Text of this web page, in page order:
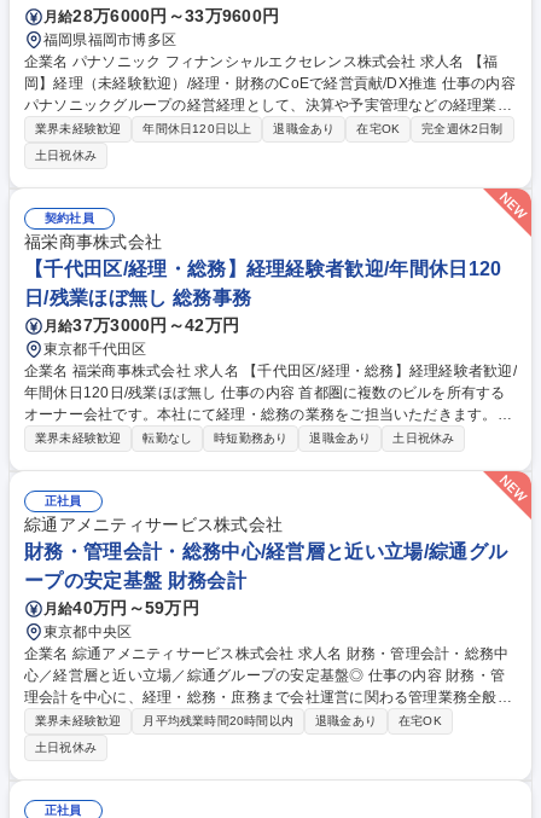
月給28万6000円～33万9600円
福岡県福岡市博多区
企業名 パナソニック フィナンシャルエクセレンス株式会社 求人名 【福
岡】経理（未経験歓迎）/経理・財務のCoEで経営貢献/DX推進 仕事の内容
パナソニックグループの経営経理として、決算や予実管理などの経理業務
から、ＤＸ・ＡＩを活用した業務プロセス改善、経営管理の支援まで幅広
く担当。 ・経理・会計業務（決算、工場会計、予実・資金管理等） ・業
務プロセス改善（ＤＸ・ＡＩ活用の業務効率化） ・事業戦略支援（目標策
定の基礎業務等） ・内部統制、経営分析、経営管理など 専門性を高めな
がら、業務改善や周囲との連携においてリーダーシップを発揮し、将来的
にはチームを牽引する役割を担っていただきます。 募集職種 【福岡】経
理（未経験歓迎）/経理・財務のCoEで経営貢献/DX推進
業界未経験歓迎 年間休日120日以上 退職金あり 在宅OK
完全週休2日制
土日祝休み
契約社員
福栄商事株式会社
【千代田区/経理・総務】経理経験者歓迎/年間休日120
日/残業ほぼ無し 総務事務
月給37万3000円～42万円
東京都千代田区
企業名 福栄商事株式会社 求人名 【千代田区/経理・総務】経理経験者歓迎/
年間休日120日/残業ほぼ無し 仕事の内容 首都圏に複数のビルを所有する
オーナー会社です。本社にて経理・総務の業務をご担当いただきます。ま
ずは補助業務からスタートしていただく予定の為、ブランクのある方も安
作成 ■入出金管理 ■顧客対応 ■庶務業務 など ゆくゆくは決済（年次）業務
や労務管理にも携わっていただく予定です。 入社後は、補助業務からスタ
ートしていただき、成長に合わせて業務を任せていきます。契約社員での
雇用ですが、過去採用した100％の方が1年後に正社員として活躍いただ
いています。 募集職種 【千代田区/経理・総務】経理経験者歓迎/年間休日
120日/残業ほぼ無し
業界未経験歓迎 転勤なし 時短勤務あり 退職金あり 土日祝休み
正社員
綜通アメニティサービス株式会社
財務・管理会計・総務中心/経営層と近い立場/綜通グル
ープの安定基盤 財務会計
月給40万円～59万円
東京都中央区
企業名 綜通アメニティサービス株式会社 求人名 財務・管理会計・総務中
心／経営層と近い立場／綜通グループの安定基盤◎ 仕事の内容 財務・管
理会計を中心に、経理・総務・庶務まで会社運営に関わる管理業務全般を
幅広くお任せします。収益管理や予算策定等、プレーヤーとして実務を行
いながら、業務改善なども推進していただきます。 【財務・管理会計】予
算編成や予実管理、月次業績管理や経営分析資料の作成、収益性分析など
【経理】月次・年次決算の取りまとめ、監査・税理士対応など 【総務・庶
務】社内各種企画立案・推進、コンプライアンス対応、業務系システムや
業界未経験歓迎 月平均残業時間20時間以内 退職金あり
在宅OK
土日祝休み
正社員